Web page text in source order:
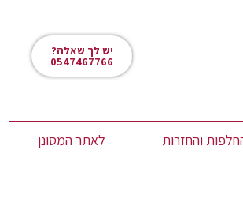
יש לך שאלה?
0547467766
והחזרות לאתר המסונן